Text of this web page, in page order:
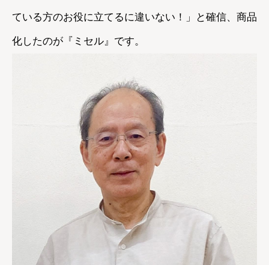
ている方のお役に立てるに違いない！」と確信、商品
化したのが『ミセル』です。